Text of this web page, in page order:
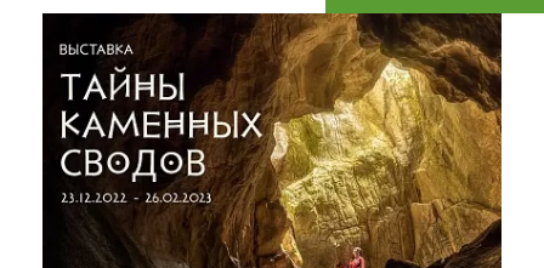
Что привезти (сувениры)
О регионе
Коллекция впечатлений
Другие рубрики